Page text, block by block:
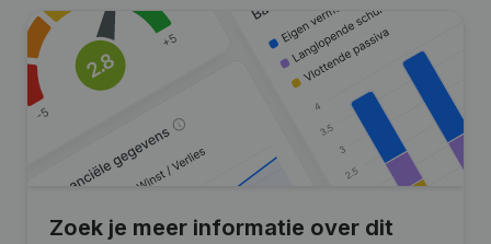
Zoek je meer informatie over dit